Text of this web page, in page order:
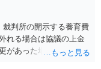
裁判所の開示する養育費
れる場合は協議の上金
があった場合に変更し